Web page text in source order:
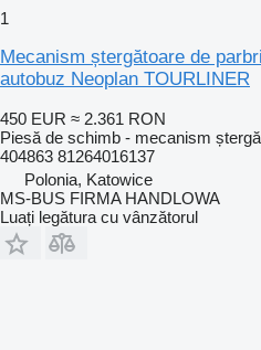
1
Mecanism ștergătoare de
autobuz Neoplan TOURLINER
450 EUR ≈ 2.361 RON
Piesă de schimb - mecanism
404863 81264016137
Polonia, Katowice
MS-BUS FIRMA HANDLOWA
Luați legătura cu vânzătorul